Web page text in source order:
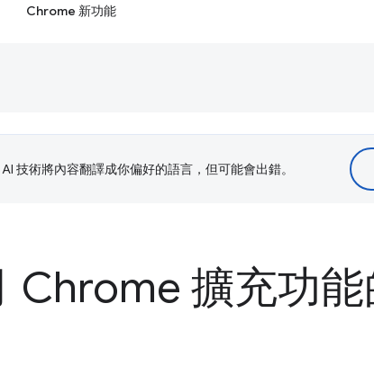
Chrome 新功能
技術將內容翻譯成你偏好的語言，但可能會出錯。
Chrome 擴充功